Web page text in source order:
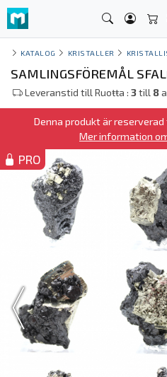
KATALOG KRISTALLER
SAMLINGSFÖREMÅL
Leveranstid till Ruoŧŧa : 3till 8
Denna produkt är
Mer information
PRO